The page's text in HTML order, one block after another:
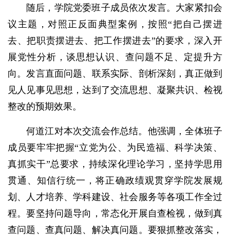
随后，学院党委班子成员依次发言。大家紧扣会
议主题，对照正反面典型案例，按照“把自己摆进
去、把职责摆进去、把工作摆进去”的要求，深入开
展党性分析，谈思想认识、查问题不足、定提升方
向。发言直面问题、联系实际、剖析深刻，真正做到
见人见事见思想，达到了交流思想、凝聚共识、检视
整改的预期效果。
何道江对本次交流会作总结。他强调，全体班子
成员要牢牢把握“立党为公、为民造福、科学决策、
真抓实干”总要求，持续深化理论学习，坚持学思用
贯通、知信行统一，将正确政绩观贯穿学院发展规
划、人才培养、学科建设、社会服务等各项工作全过
程。要坚持问题导向，常态化开展自查检视，做到真
查问题、查真问题、解决真问题。要狠抓整改落实，